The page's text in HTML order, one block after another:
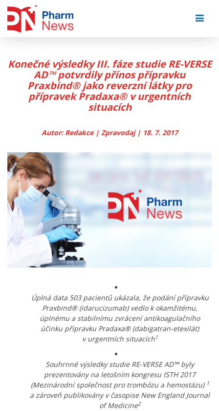
Konečné výsledky III. fáze studie RE-VERSE
AD™ potvrdily přínos přípravku
Praxbind® jako reverzní látky pro
přípravek Pradaxa® v urgentních
situacích
Autor: Redakce | Zpravodaj | 18. 7. 2017
Úplná data 503 pacientů ukázala, že podání přípravku
Praxbind® (idarucizumab) vedlo k okamžitému,
úplnému a stabilnímu zvrácení antikoagulačního
účinku přípravku Pradaxa® (dabigatran-etexilát)
v urgentních situacích1
Souhrnné výsledky studie RE-VERSE AD™ byly
prezentovány na letošním kongresu ISTH 2017
(Mezinárodníspolečnost pro trombózu a hemostázu) 1
a zároveň publikovány v časopise New England Journal
of Medicine2